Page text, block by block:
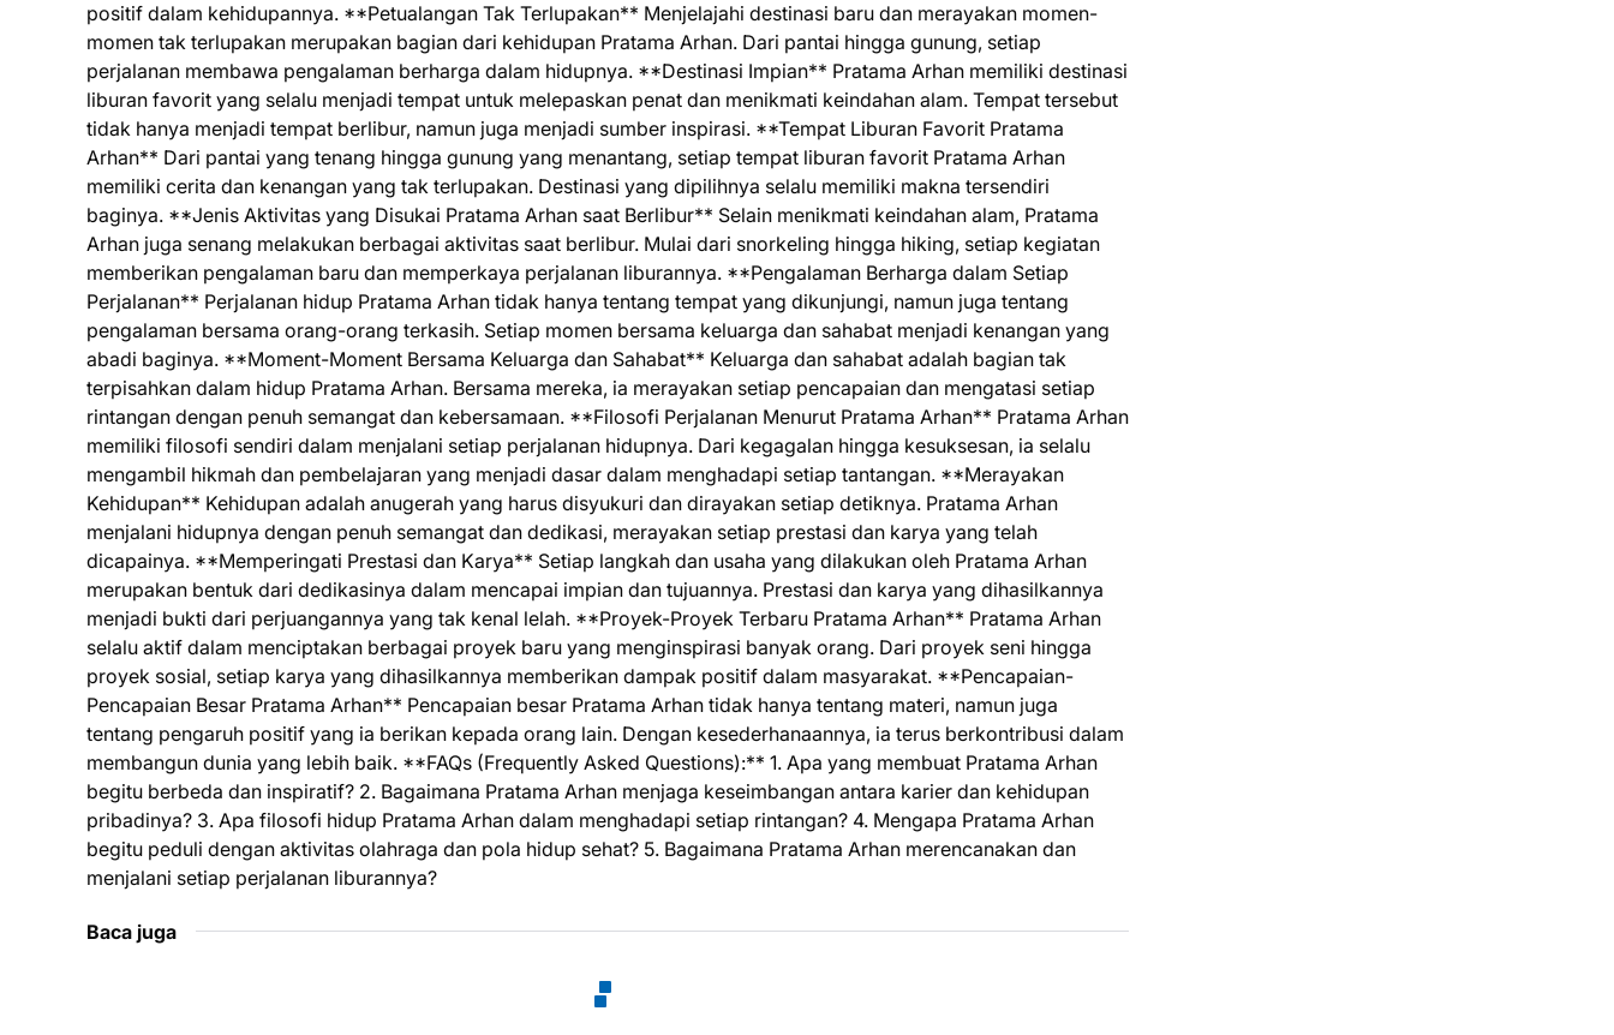
positif dalam kehidupannya. **Petualangan Tak Terlupakan** Menjelajahi destinasi baru dan merayakan momen-
momen tak terlupakan merupakan bagian dari kehidupan Pratama Arhan. Dari pantai hingga gunung, setiap
perjalanan membawa pengalaman berharga dalam hidupnya. **Destinasi Impian** Pratama Arhan memiliki destinasi
liburan favorit yang selalu menjadi tempat untuk melepaskan penat dan menikmati keindahan alam. Tempat tersebut
tidak hanya menjadi tempat berlibur, namun juga menjadi sumber inspirasi. **Tempat Liburan Favorit Pratama
Arhan** Dari pantai yang tenang hingga gunung yang menantang, setiap tempat liburan favorit Pratama Arhan
memiliki cerita dan kenangan yang tak terlupakan. Destinasi yang dipilihnya selalu memiliki makna tersendiri
baginya. **Jenis Aktivitas yang Disukai Pratama Arhan saat Berlibur** Selain menikmati keindahan alam, Pratama
Arhan juga senang melakukan berbagai aktivitas saat berlibur. Mulai dari snorkeling hingga hiking, setiap kegiatan
memberikan pengalaman baru dan memperkaya perjalanan liburannya. **Pengalaman Berharga dalam Setiap
Perjalanan** Perjalanan hidup Pratama Arhan tidak hanya tentang tempat yang dikunjungi, namun juga tentang
pengalaman bersama orang-orang terkasih. Setiap momen bersama keluarga dan sahabat menjadi kenangan yang
abadi baginya. **Moment-Moment Bersama Keluarga dan Sahabat** Keluarga dan sahabat adalah bagian tak
terpisahkan dalam hidup Pratama Arhan. Bersama mereka, ia merayakan setiap pencapaian dan mengatasi setiap
rintangan dengan penuh semangat dan kebersamaan. **Filosofi Perjalanan Menurut Pratama Arhan** Pratama Arhan
memiliki filosofi sendiri dalam menjalani setiap perjalanan hidupnya. Dari kegagalan hingga kesuksesan, ia selalu
mengambil hikmah dan pembelajaran yang menjadi dasar dalam menghadapi setiap tantangan. **Merayakan
Kehidupan** Kehidupan adalah anugerah yang harus disyukuri dan dirayakan setiap detiknya. Pratama Arhan
menjalani hidupnya dengan penuh semangat dan dedikasi, merayakan setiap prestasi dan karya yang telah
dicapainya. **Memperingati Prestasi dan Karya** Setiap langkah dan usaha yang dilakukan oleh Pratama Arhan
merupakan bentuk dari dedikasinya dalam mencapai impian dan tujuannya. Prestasi dan karya yang dihasilkannya
menjadi bukti dari perjuangannya yang tak kenal lelah. **Proyek-Proyek Terbaru Pratama Arhan** Pratama Arhan
selalu aktif dalam menciptakan berbagai proyek baru yang menginspirasi banyak orang. Dari proyek seni hingga
proyek sosial, setiap karya yang dihasilkannya memberikan dampak positif dalam masyarakat. **Pencapaian-
Pencapaian Besar Pratama Arhan** Pencapaian besar Pratama Arhan tidak hanya tentang materi, namun juga
tentang pengaruh positif yang ia berikan kepada orang lain. Dengan kesederhanaannya, ia terus berkontribusi dalam
membangun dunia yang lebih baik. **FAQs (Frequently Asked Questions):** 1. Apa yang membuat Pratama Arhan
begitu berbeda dan inspiratif? 2. Bagaimana Pratama Arhan menjaga keseimbangan antara karier dan kehidupan
pribadinya? 3. Apa filosofi hidup Pratama Arhan dalam menghadapi setiap rintangan? 4. Mengapa Pratama Arhan
begitu peduli dengan aktivitas olahraga dan pola hidup sehat? 5. Bagaimana Pratama Arhan merencanakan dan
menjalani setiap perjalanan liburannya?
Baca juga